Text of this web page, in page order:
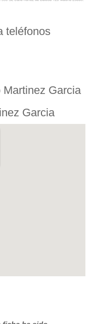
teléfonos
Garcia
Garcia